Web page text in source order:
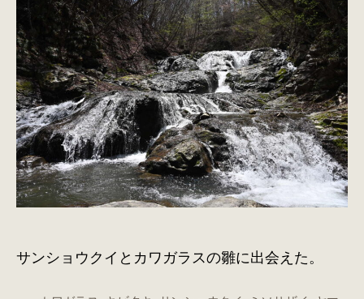
滝
と
浅
間
大
滝
へ
へ
の
サンショウクイとカワガラスの雛に出会えた。